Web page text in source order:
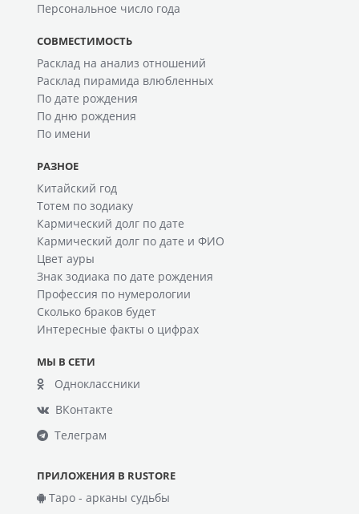
Персональное число года
СОВМЕСТИМОСТЬ
Расклад на анализ отношений
Расклад пирамида влюбленных
По дате рождения
По дню рождения
По имени
РАЗНОЕ
Китайский год
Тотем по зодиаку
Кармический долг по дате
Кармический долг по дате и ФИО
Цвет ауры
Знак зодиака по дате рождения
Профессия по нумерологии
Сколько браков будет
Интересные факты о цифрах
МЫ В СЕТИ
Одноклассники
ВКонтакте
Телеграм
ПРИЛОЖЕНИЯ В RUSTORE
Таро - арканы судьбы